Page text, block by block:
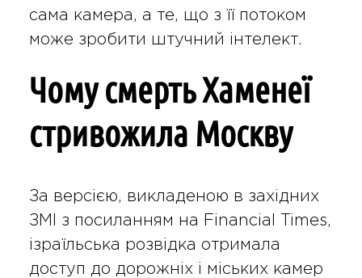
сама камера, а те, що з її потоком
може зробити штучний інтелект.
Чому смерть Хаменеї
стривожила Москву
За версією, викладеною в західних
ЗМІ з посиланням на Financial Times,
ізраїльська розвідка отримала
доступ до дорожніх і міських камер